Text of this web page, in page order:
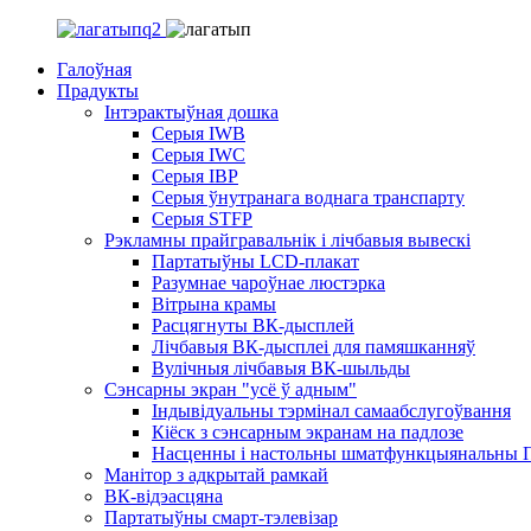
Галоўная
Прадукты
Інтэрактыўная дошка
Серыя IWB
Серыя IWC
Серыя ІВР
Серыя ўнутранага воднага транспарту
Серыя STFP
Рэкламны прайгравальнік і лічбавыя вывескі
Партатыўны LCD-плакат
Разумнае чароўнае люстэрка
Вітрына крамы
Расцягнуты ВК-дысплей
Лічбавыя ВК-дысплеі для памяшканняў
Вулічныя лічбавыя ВК-шыльды
Сэнсарны экран "усё ў адным"
Індывідуальны тэрмінал самаабслугоўвання
Кіёск з сэнсарным экранам на падлозе
Насценны і настольны шматфункцыянальны
Манітор з адкрытай рамкай
ВК-відэасцяна
Партатыўны смарт-тэлевізар